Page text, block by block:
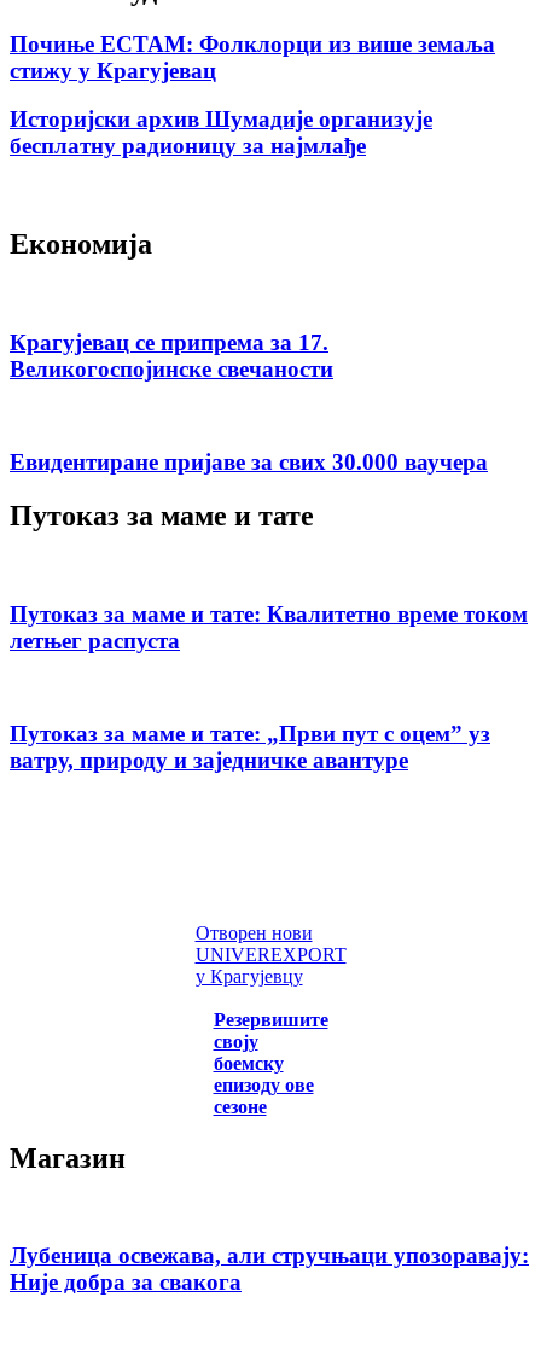
Почиње ЕСТАМ: Фолклорци из више земаља
стижу у Крагујевац
Историјски архив Шумадије организује
бесплатну радионицу за најмлађе
Економија
Крагујевац се припрема за 17.
Великогоспојинске свечаности
Евидентиране пријаве за свих 30.000 ваучера
Путоказ за маме и тате
Путоказ за маме и тате: Квалитетно време током
летњег распуста
Путоказ за маме и тате: „Први пут с оцемˮ уз
ватру, природу и заједничке авантуре
Отворен нови
UNIVEREXPORT
у Крагујевцу
Резервишите
своју
боемску
епизоду ове
сезоне
Магазин
Лубеница освежава, али стручњаци упозоравају:
Није добра за свакога